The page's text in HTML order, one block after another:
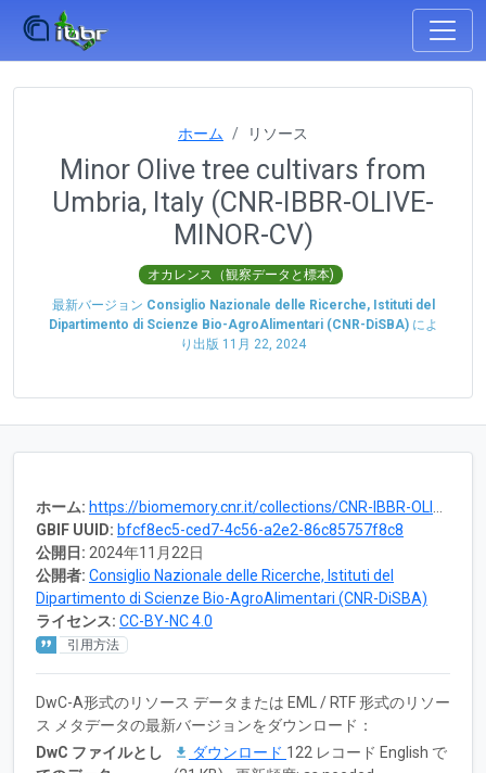
ホーム リソース
Minor Olive tree cultivars from
Umbria, Italy (CNR-IBBR-OLIVE-
MINOR-CV)
オカレンス（観察データと標本)
最新バージョン Consiglio Nazionale delle Ricerche, Istituti del
Dipartimento di Scienze Bio-AgroAlimentari (CNR-DiSBA)によ
り出版 11月 22, 2024
ホーム: https://biomemory.cnr.it/collections/CNR-IBBR-OLIVE-PG
GBIF UUID: bfcf8ec5-ced7-4c56-a2e2-86c85757f8c8
公開日: 2024年11月22日
公開者: Consiglio Nazionale delle Ricerche, Istituti del
Dipartimento di Scienze Bio-AgroAlimentari (CNR-DiSBA)
ライセンス: CC-BY-NC 4.0
引用方法
DwC-A形式のリソース データまたは EML / RTF 形式のリソー
ス メタデータの最新バージョンをダウンロード：
DwC ファイルとし
ダウンロード 122 レコード English で